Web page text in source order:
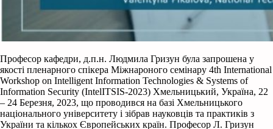
Професор кафедри, д.п.н. Людмила Гризун була запрошена у
якості пленарного спікера Міжнароного семінару 4th International
Workshop on Intelligent Information Technologies & Systems of
Information Security (IntelITSIS-2023) Хмельницький, Україна, 22
– 24 Березня, 2023, що проводився на базі Хмельницького
національного університету і зібрав науковців та практиків з
України та кількох Європейських країн. Професор Л. Гризун